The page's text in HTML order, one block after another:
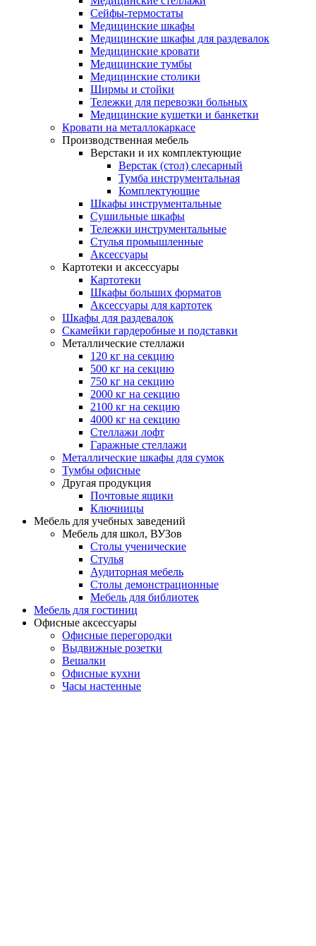
Сейфы-термостаты
Медицинские шкафы
Медицинские шкафы для раздевалок
Медицинские кровати
Медицинские тумбы
Медицинские столики
Ширмы и стойки
Тележки для перевозки больных
Медицинские кушетки и банкетки
Кровати на металлокаркасе
Производственная мебель
Верстаки и их комплектующие
Верстак (стол) слесарный
Тумба инструментальная
Комплектующие
Шкафы инструментальные
Сушильные шкафы
Тележки инструментальные
Стулья промышленные
Аксессуары
Картотеки и аксессуары
Картотеки
Шкафы больших форматов
Аксессуары для картотек
Шкафы для раздевалок
Скамейки гардеробные и подставки
Металлические стеллажи
120 кг на секцию
500 кг на секцию
750 кг на секцию
2000 кг на секцию
2100 кг на секцию
4000 кг на секцию
Стеллажи лофт
Гаражные стеллажи
Металлические шкафы для сумок
Тумбы офисные
Другая продукция
Почтовые ящики
Ключницы
Мебель для учебных заведений
Мебель для школ, ВУЗов
Столы ученические
Стулья
Аудиторная мебель
Столы демонстрационные
Мебель для библиотек
Мебель для гостиниц
Офисные аксессуары
Офисные перегородки
Выдвижные розетки
Вешалки
Офисные кухни
Часы настенные